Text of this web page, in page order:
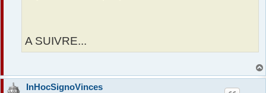
A SUIVRE...
InHocSignoVinces